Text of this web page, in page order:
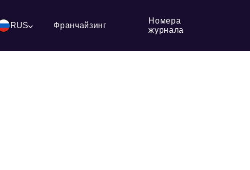
RUS Франчайзинг
Номера
журнала